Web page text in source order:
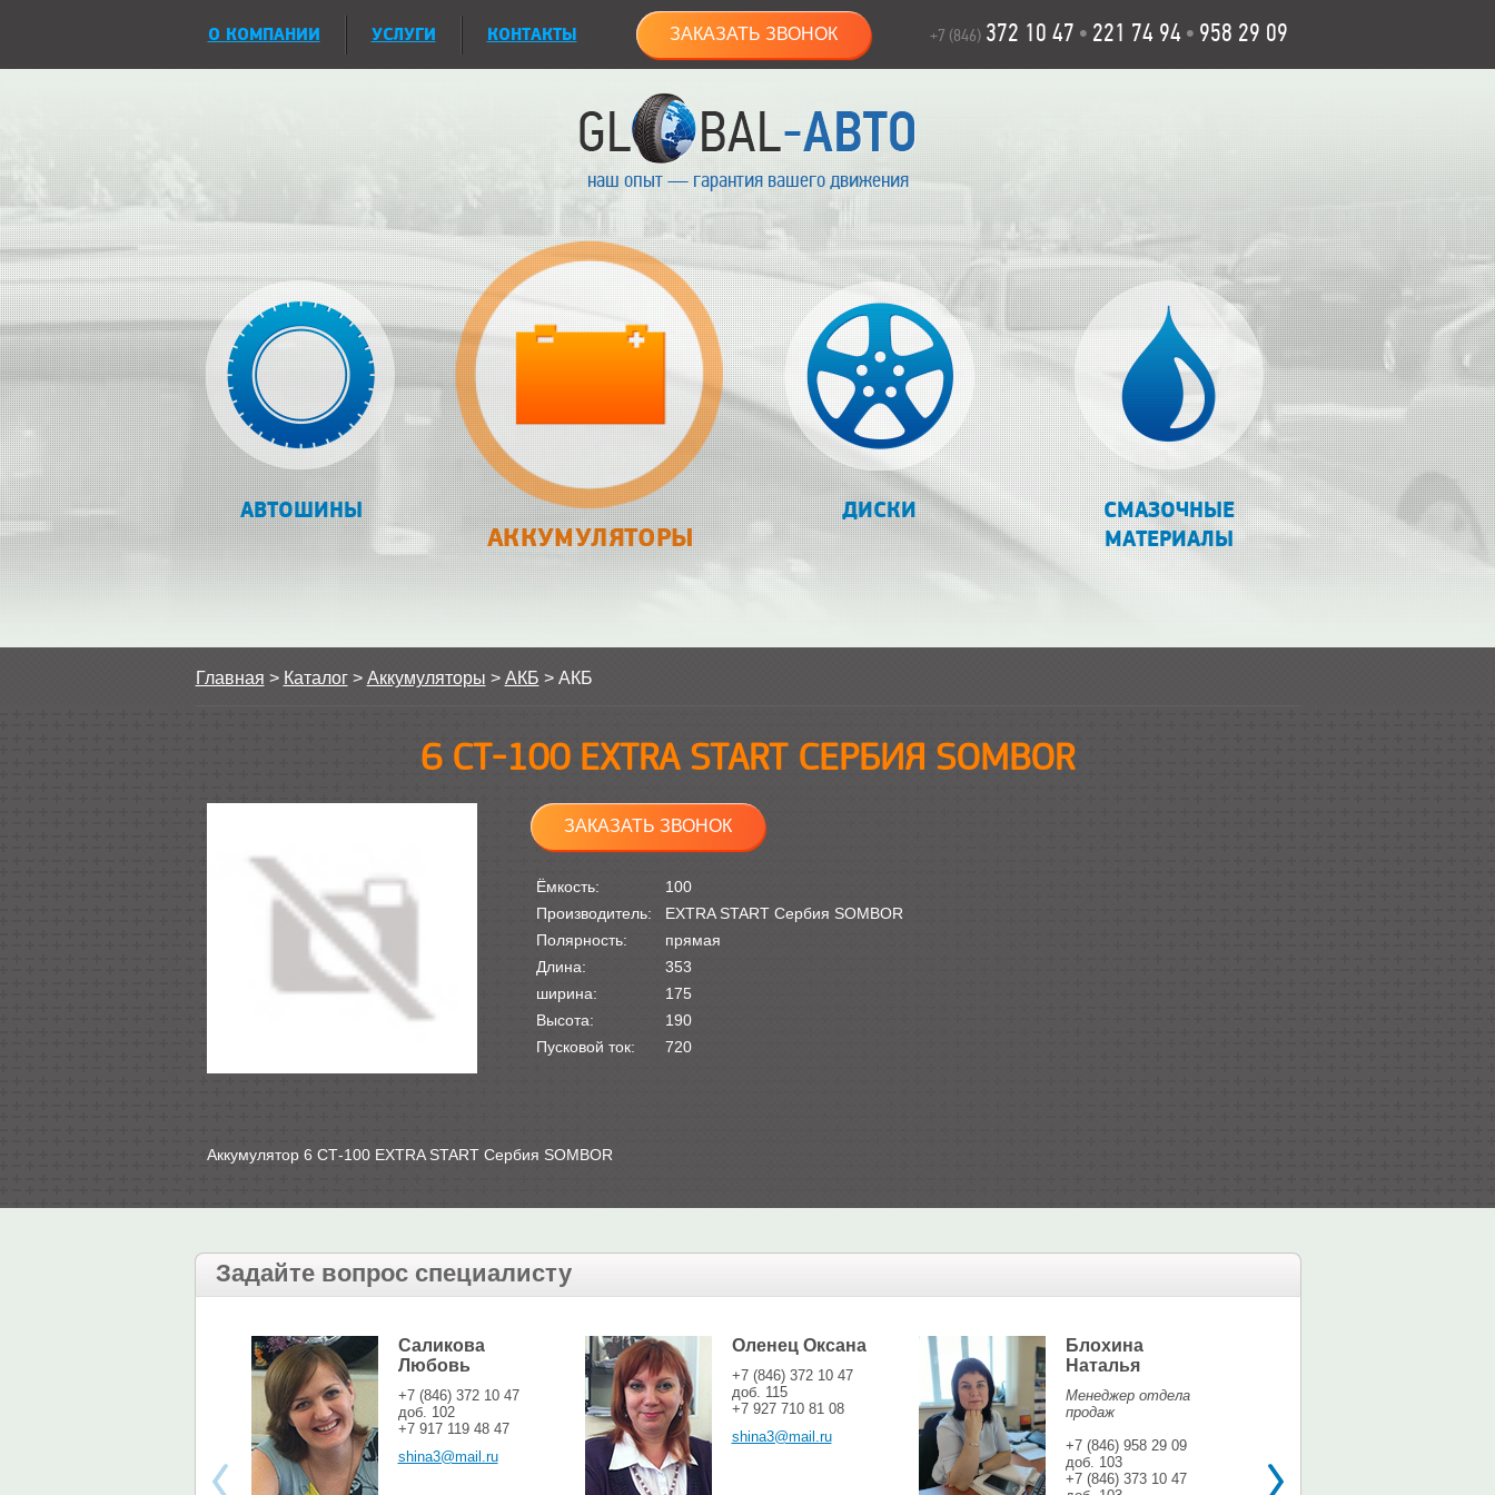
О КОМПАНИИ УСЛУГИ КОНТАКТЫ ЗАКАЗАТЬ ЗВОНОК +7 (846) 372 10 47 • 221 74 94 • 958 29 09
наш опыт — гарантия вашего движения
АВТОШИНЫ
АККУМУЛЯТОРЫ
ДИСКИ
СМАЗОЧНЫЕ
МАТЕРИАЛЫ
Главная > Каталог> Аккумуляторы > АКБ > АКБ
6 СТ-100 EXTRA START СЕРБИЯ SOMBOR
ЗАКАЗАТЬ ЗВОНОК
Ёмкость:
100
Производитель:
EXTRA START Сербия SOMBOR
Полярность:
прямая
Длина:
353
ширина:
175
Высота:
190
Пусковой ток:
720
Аккумулятор 6 СТ-100 EXTRA START Сербия SOMBOR
Задайте вопрос специалисту
Саликова
Любовь
+7 (846) 372 10 47
доб. 102
+7 917 119 48 47
shina3@mail.ru
Оленец Оксана
+7 (846) 372 10 47
доб. 115
+7 927 710 81 08
shina3@mail.ru
Блохина
Наталья
Менеджер отдела
продаж
+7 (846) 958 29 09
доб. 103
+7 (846) 373 10 47